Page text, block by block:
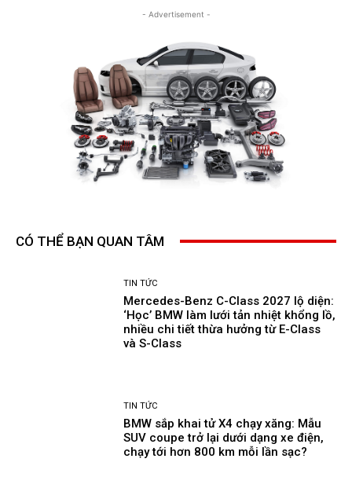
- Advertisement -
CÓ THỂ BẠN QUAN TÂM
TIN TỨC
Mercedes-Benz C-Class 2027 lộ diện:
‘Học’ BMW làm lưới tản nhiệt khổng lồ,
nhiều chi tiết thừa hưởng từ E-Class
và S-Class
TIN TỨC
BMW sắp khai tử X4 chạy xăng: Mẫu
SUV coupe trở lại dưới dạng xe điện,
chạy tới hơn 800 km mỗi lần sạc?